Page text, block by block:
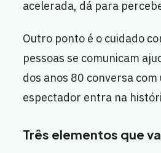
acelerada, dá para
Outro ponto é o cuidado
pessoas se comunicam
dos anos 80 conversa
espectador entra na
Três elementos que